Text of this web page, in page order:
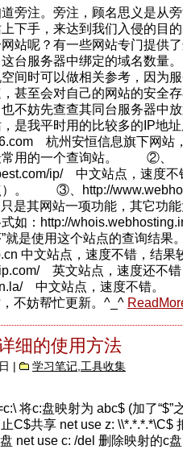
旁注。旁注，顾名思义是从
下手，来达到我们入侵的目
站呢？有一些网站专门提供
台服务器中绑定的域名数量
间时可以做相关参考，因为
甚至会对自己的网站的安全
也不妨先查查其同台服务器
，是我平时用的比较多的IP
杭州安恒信息旗下网站
常用的一个查询站。 ②、
ip/ 中文站点，速度不
）。 ③、http://
是其网站一项功能，其它功
如：http://
”就是使用这个站点的查询
中文站点，速度不错，
英文站点，速度还
中文站点，速度不错。
不妨帮忙更新。^_^
细的使用方法
| 学习笔记 工具收集
将c:盘映射为 abc$ (加了“$”
C$共享 net use z: \\*.*.*.*\C$
net use c: /del 删除映射的c